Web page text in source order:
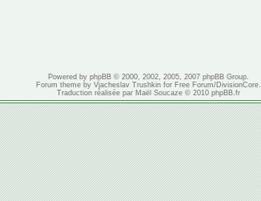
Powered by phpBB© 2000, 2002, 2005, 2007 phpBB Group.
Forum theme by Vjacheslav Trushkinfor Free Forum/DivisionCore.
Traduction réalisée par Maël Soucaze© 2010 phpBB.fr